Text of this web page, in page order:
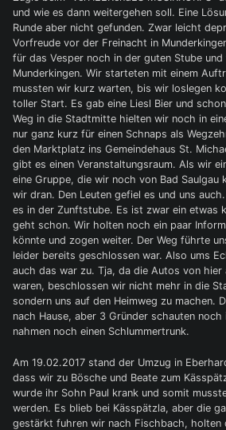
und wie es dann weitergehen soll. Eine
Runde aber nicht gefunden. Zwar leicht
Vorfreude vor der Freinacht in
für das Vesper noch in der guten Stube
Munderkingen. Wir starteten mit einem
mussten wir kurz warten, bis wir loslegen
toller Start. Es gab eine Liesl Bier und
Weg in die Stadtmitte hielten wir noch in
nur ganz kurz für einen Schnaps als
den Marktplatz ins Gemeindehaus St.
gibt es einen Veranstaltungsraum. Als wir
eine Gruppe, die wir noch von Bad Saulgau
wir dran. Den Leuten gefiel es und uns
es in der Zunftstube. Es ist zwar ein etwas
geht schon. Wir holten noch ein paar
könnte und zogen weiter. Der Weg führte
leider bereits geschlossen war. Also ums
auch das war zu. Tja, da die Autos von
waren, beschlossen wir nicht mehr in die
sondern uns auf den Heimweg zu machen.
nach Hause, aber 3 Gründer schauten
nahmen noch einen Schlummertrunk.
Am 19.02.2017 stand der Umzug in
dass wir zu Bösche und Beate zum
wurde ihr Sohn Paul krank und somit
werden. Es blieb bei Kässpätzla, aber die
gestärkt fuhren wir nach Fischbach, holten